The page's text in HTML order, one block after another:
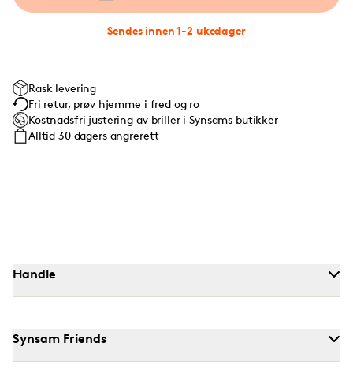
Sendes innen 1-2 ukedager
Rask levering
Fri retur, prøv hjemme i fred og ro
Kostnadsfri justering av briller i Synsams butikker
Alltid 30 dagers angrerett
Handle
Synsam Friends